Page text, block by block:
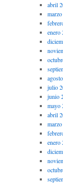
abril
enero
julio
junio
mayo
abril
enero